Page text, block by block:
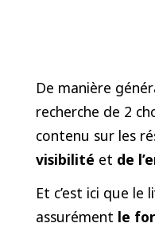
De manière
recherche de 2
contenu sur les
visibilité et de
Et c’est ici que le
assurément le